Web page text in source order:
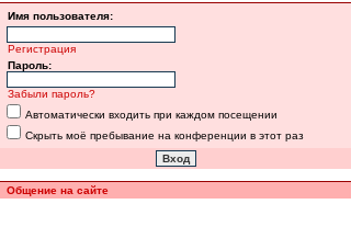
Имя пользователя:
Регистрация
Пароль:
Забыли пароль?
Автоматически входить при каждом посещении
Скрыть моё пребывание на конференции в этот раз
Общение на сайте